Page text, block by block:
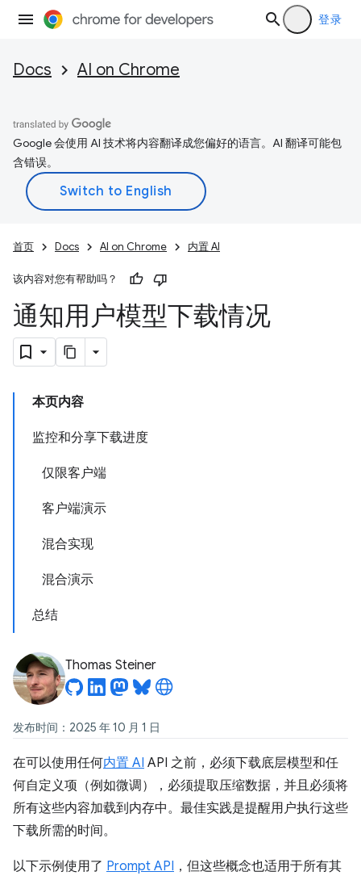
登录
Docs AI on Chrome
Google 会使用 AI 技术将内容翻译成您偏好的语言。AI 翻译可能包
含错误。
首页 Docs AI on Chrome 内置 AI
该内容对您有帮助吗？
通知用户模型下载情况
本页内容
监控和分享下载进度
仅限客户端
客户端演示
混合实现
混合演示
总结
Thomas Steiner
发布时间：2025 年 10 月 1 日
在可以使用任何内置 AI API 之前，必须下载底层模型和任
何自定义项（例如微调），必须提取压缩数据，并且必须将
所有这些内容加载到内存中。最佳实践是提醒用户执行这些
下载所需的时间。
以下示例使用了 Prompt API ，但这些概念也适用于所有其